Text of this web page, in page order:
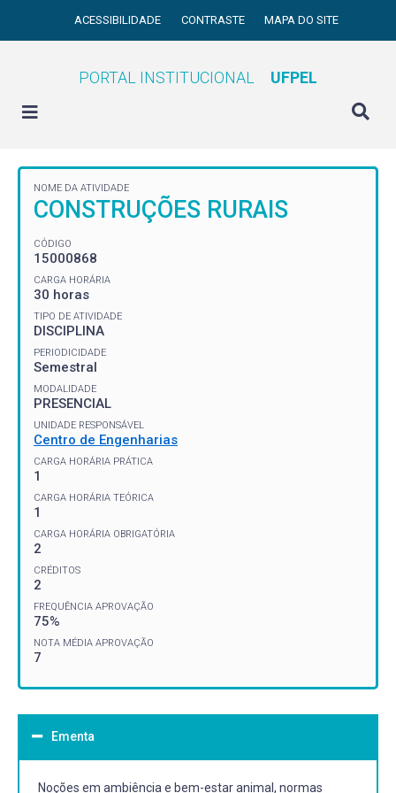
ACESSIBILIDADE CONTRASTE MAPA DO SITE
PORTAL INSTITUCIONAL UFPEL
NOME DA ATIVIDADE
CONSTRUÇÕES RURAIS
CÓDIGO
15000868
CARGA HORÁRIA
30 horas
TIPO DE ATIVIDADE
DISCIPLINA
PERIODICIDADE
Semestral
MODALIDADE
PRESENCIAL
UNIDADE RESPONSÁVEL
Centro de Engenharias
CARGA HORÁRIA PRÁTICA
1
CARGA HORÁRIA TEÓRICA
1
CARGA HORÁRIA OBRIGATÓRIA
2
CRÉDITOS
2
FREQUÊNCIA APROVAÇÃO
75%
NOTA MÉDIA APROVAÇÃO
7
Ementa
Noções em ambiência e bem-estar animal, normas